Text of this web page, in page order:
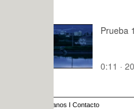
Prueba 1
0:11 · 2015